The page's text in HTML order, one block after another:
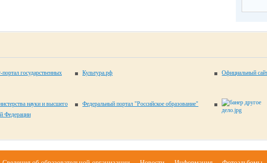
государственных
Культура.рф Официальный
науки и высшего
Федерации
Федеральный портал "Российское образование"